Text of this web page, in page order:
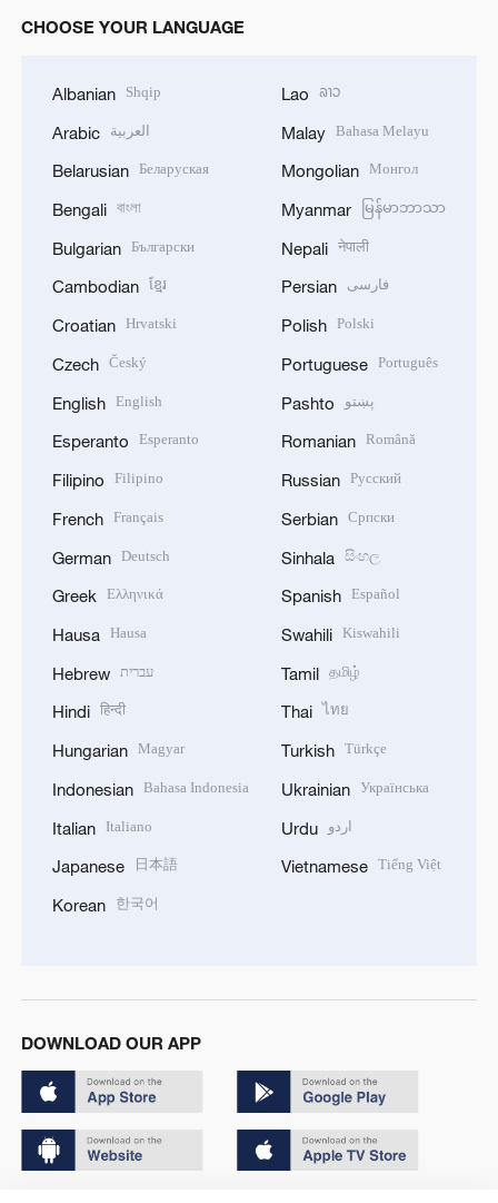
CHOOSE YOUR LANGUAGE
Albanian Shqip
Arabic العربية
Belarusian Беларуская
Bengali বাংলা
Bulgarian Български
Cambodian ខ្មែរ
Croatian Hrvatski
Czech Český
English English
Esperanto Esperanto
Filipino Filipino
French Français
German Deutsch
Greek Ελληνικά
Hausa Hausa
Hebrew עברית
Hindi हिन्दी
Hungarian Magyar
Indonesian Bahasa Indonesia
Italian Italiano
Japanese 日本語
Korean 한국어
Lao ລາວ
Malay Bahasa Melayu
Mongolian Монгол
Myanmar မြန်မာဘာသာ
Nepali नेपाली
Persian فارسی
Polish Polski
Portuguese Português
Pashto پښتو
Romanian Română
Russian Русский
Serbian Српски
Sinhala සිංහල
Spanish Español
Swahili Kiswahili
Tamil தமிழ்
Thai ไทย
Turkish Türkçe
Ukrainian Українська
Urdu اردو
Vietnamese Tiếng Việt
DOWNLOAD OUR APP